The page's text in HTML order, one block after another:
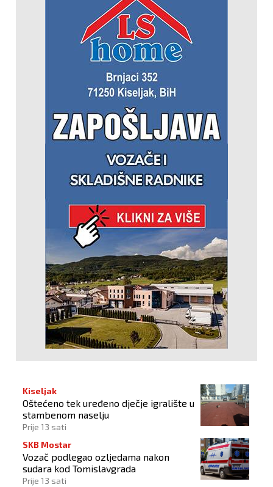
Kiseljak
Oštećeno tek uređeno dječje igralište u
stambenom naselju
Prije 13 sati
SKB Mostar
Vozač podlegao ozljedama nakon
sudara kod Tomislavgrada
Prije 13 sati